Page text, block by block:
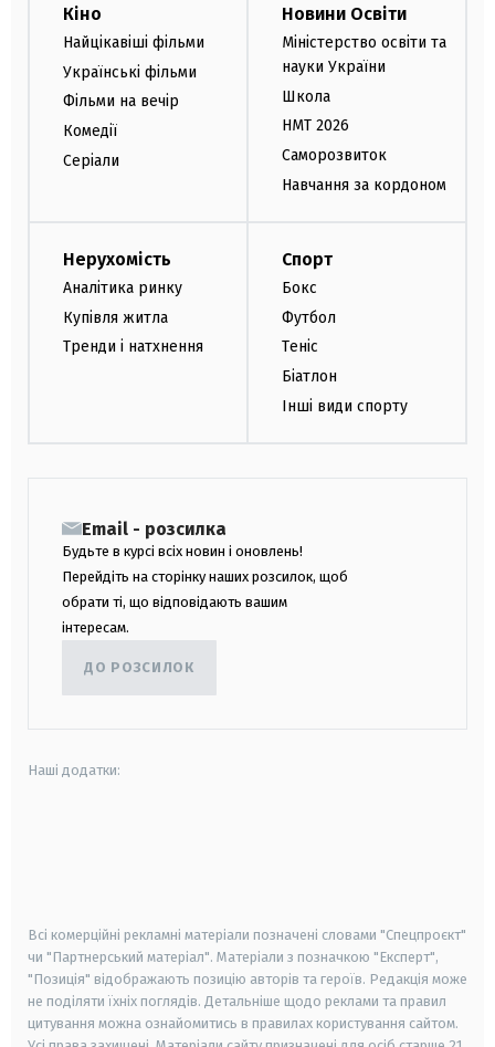
Кіно
Найцікавіші фільми
Українські фільми
Фільми на вечір
Комедії
Серіали
Новини Освіти
Міністерство освіти та
науки України
Школа
НМТ 2026
Саморозвиток
Навчання за кордоном
Нерухомість
Аналітика ринку
Купівля житла
Тренди і натхнення
Спорт
Бокс
Футбол
Теніс
Біатлон
Інші види спорту
Email - розсилка
Будьте в курсі всіх новин і оновлень!
Перейдіть на сторінку наших розсилок, щоб
обрати ті, що відповідають вашим
інтересам.
ДО РОЗСИЛОК
Наші додатки:
Всі комерційні рекламні матеріали позначені словами "Спецпроєкт"
чи "Партнерський матеріал". Матеріали з позначкою "Експерт",
"Позиція" відображають позицію авторів та героїв. Редакція може
не поділяти їхніх поглядів. Детальніше щодо реклами та правил
цитування можна ознайомитись в правилах користування сайтом.